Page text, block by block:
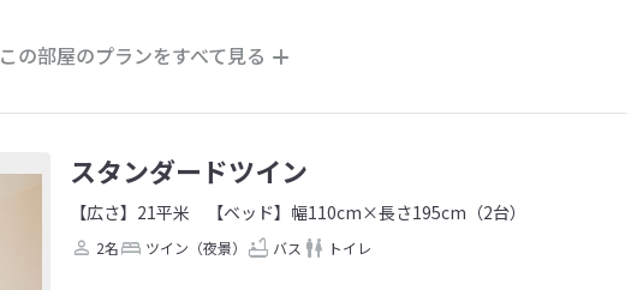
この部屋のプランをすべて見る
スタンダードツイン
【広さ】21平米 【ベッド】幅110cm×長さ195cm（2台）
2名 ツイン（夜景） バス トイレ